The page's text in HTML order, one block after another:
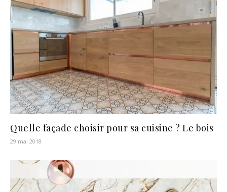
Quelle façade choisir pour sa cuisine ? Le bois
29 mai 2018